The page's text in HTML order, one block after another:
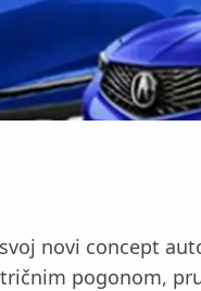
novi concept
pogonom,